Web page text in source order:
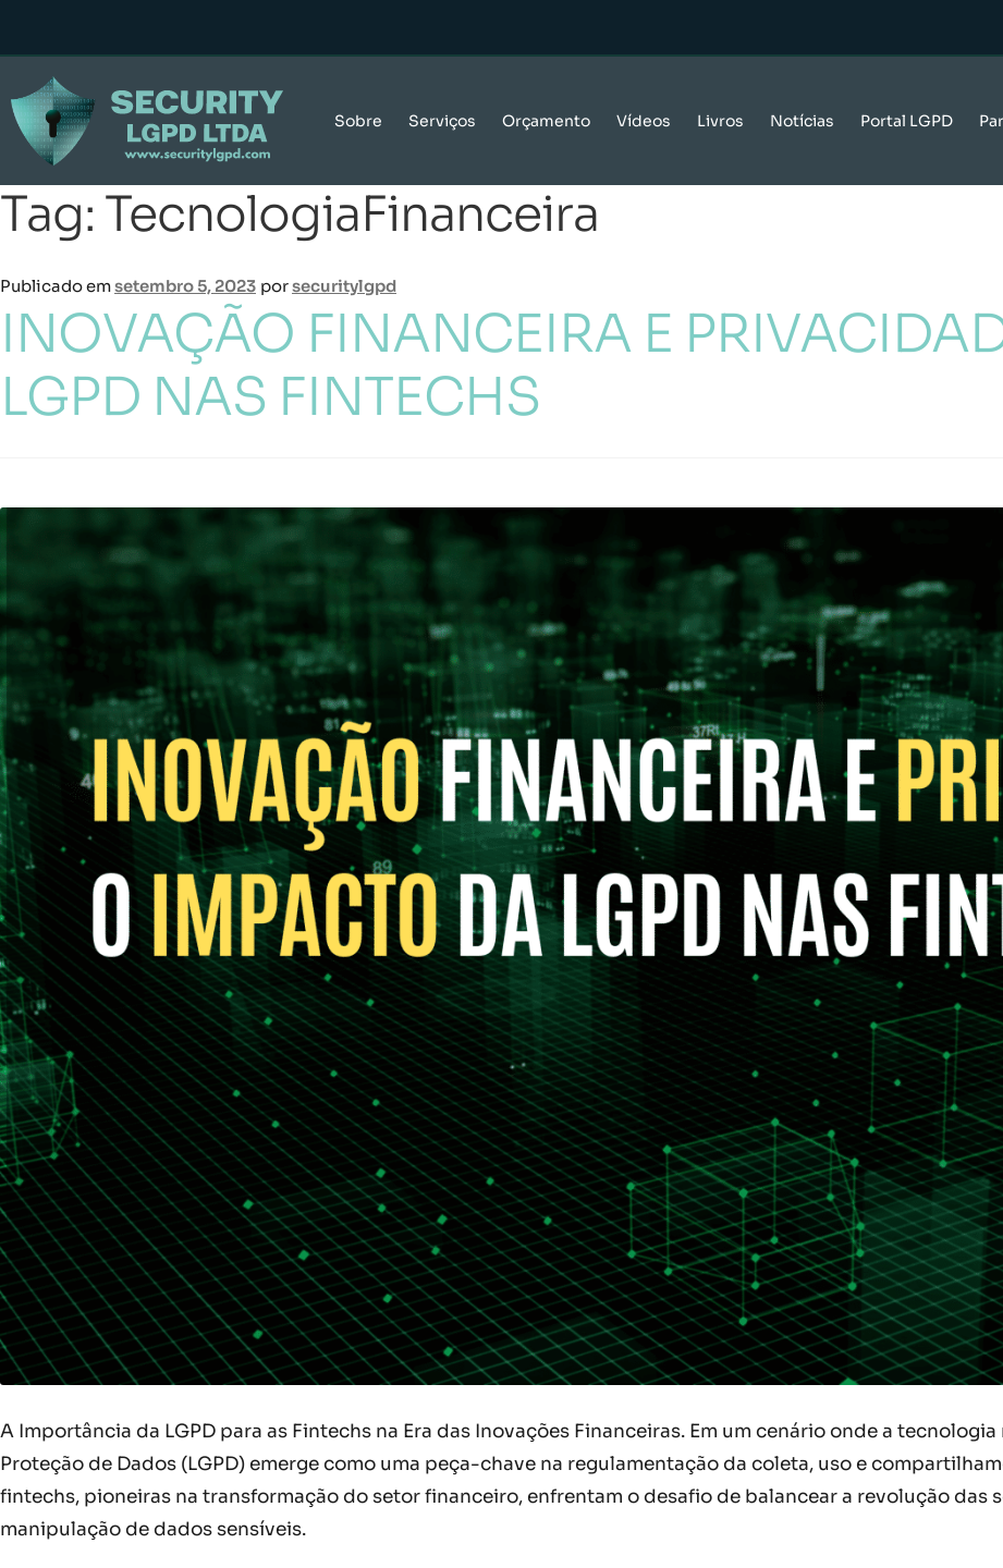
Sobre Serviços Orçamento Vídeos Livros Notícias Portal LGPD
Tag: TecnologiaFinanceira
Publicado emsetembro 5, 2023 porsecuritylgpd
INOVAÇÃO FINANCEIRA E
LGPD NAS FINTECHS
A Importância da LGPD para as Fintechs na Era das Inovações Financeiras. Em um cenário onde a
Proteção de Dados (LGPD) emerge como uma peça-chave na regulamentação da coleta, uso e
fintechs, pioneiras na transformação do setor financeiro, enfrentam o desafio de balancear a revolução das
manipulação de dados sensíveis.